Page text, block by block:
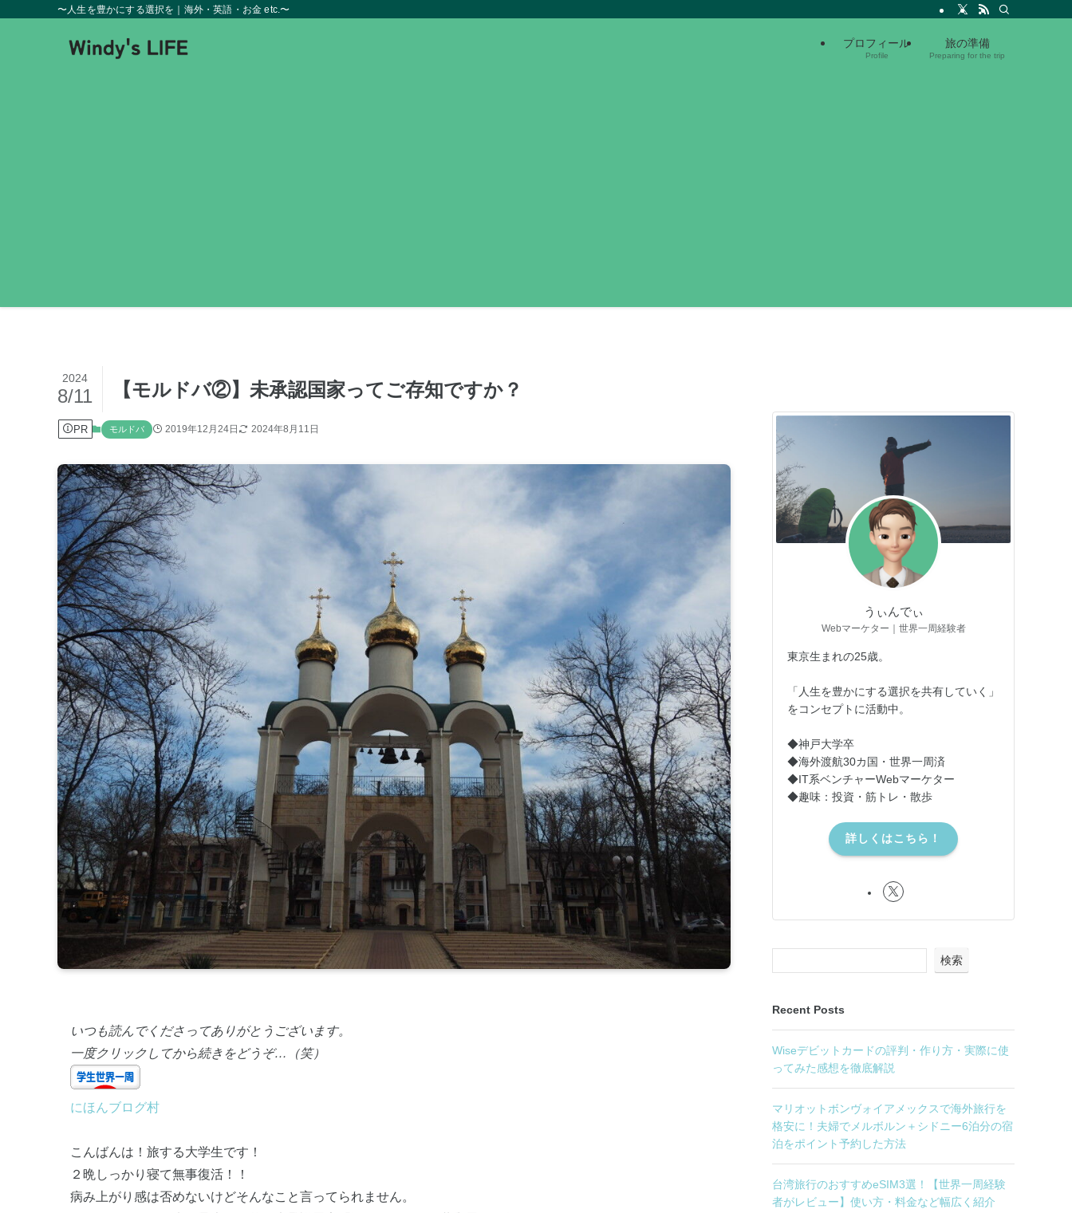
〜人生を豊かにする選択を｜海外・英語・お金 etc.〜
プロフィール
Profile
旅の準備
Preparing for the trip
【モルドバ②】未承認国家ってご存知ですか？
2024
8/11
PR モルドバ 2019年12月24日 2024年8月11日
いつも読んでくださってありがとうございます。
一度クリックしてから続きをどうぞ…（笑）
にほんブログ村
こんばんは！旅する大学生です！
２晩しっかり寝て無事復活！！
病み上がり感は否めないけどそんなこと言ってられません。
うぃんでぃ
Webマーケター｜世界一周経験者
東京生まれの25歳。
「人生を豊かにする選択を共有していく」
をコンセプトに活動中。
◆神戸大学卒
◆海外渡航30カ国・世界一周済
◆IT系ベンチャーWebマーケター
◆趣味：投資・筋トレ・散歩
詳しくはこちら！
検索
Recent Posts
Wiseデビットカードの評判・作り方・実際に使
ってみた感想を徹底解説
マリオットボンヴォイアメックスで海外旅行を
格安に！夫婦でメルボルン＋シドニー6泊分の宿
泊をポイント予約した方法
台湾旅行のおすすめeSIM3選！【世界一周経験
者がレビュー】使い方・料金など幅広く紹介